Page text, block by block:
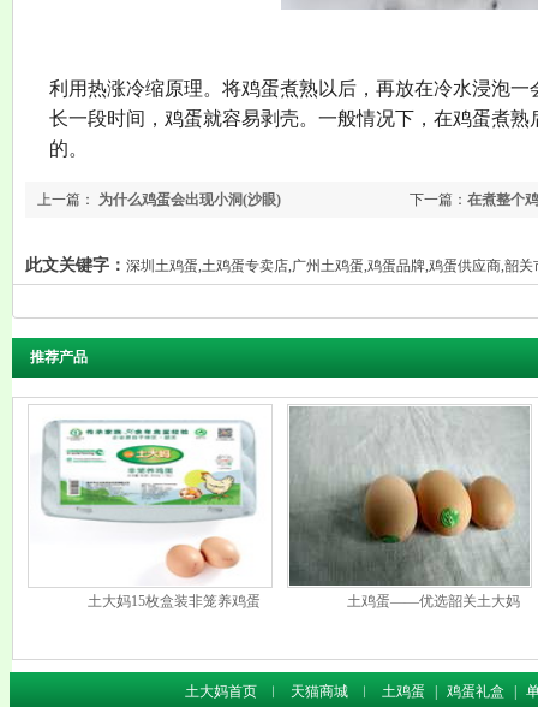
利用热涨冷缩原理。将鸡蛋煮熟以后，再放在冷水浸泡
长一段时间，鸡蛋就容易剥壳。一般情况下，在鸡蛋煮
的。
下一篇： 在煮整个
上一篇： 为什么鸡蛋会出现小洞(沙眼)
此文关键字： 深圳土鸡蛋,土鸡蛋专卖店,广州土鸡蛋,鸡蛋品牌,鸡蛋供应商,韶
推荐产品
土大妈15枚盒装非笼养鸡蛋 土鸡蛋——优选韶关土大妈
土大妈首页 ︱ 天猫商城 ︱ 土鸡蛋 鸡蛋礼盒